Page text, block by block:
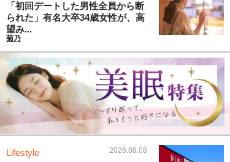
「初回デートした男性全員から断
られた」有名大卒34歳女性が、高
望み...
菊乃
Lifestyle 2026.08.08